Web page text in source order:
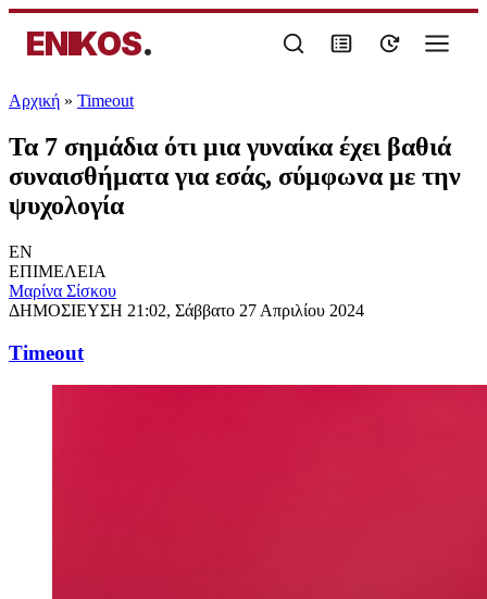
ENIKOS.
Αρχική » Timeout
Τα 7 σημάδια ότι μια γυναίκα έχει βαθιά
συναισθήματα για εσάς, σύμφωνα με την
ψυχολογία
EN
ΕΠΙΜΕΛΕΙΑ
Μαρίνα Σίσκου
ΔΗΜΟΣΙΕΥΣΗ 21:02, Σάββατο 27 Απριλίου 2024
Timeout